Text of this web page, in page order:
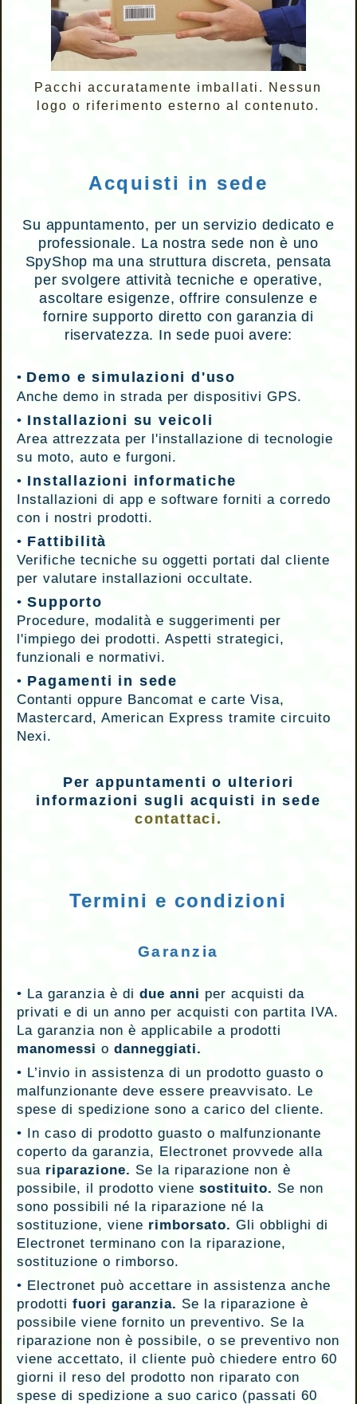
Pacchi accuratamente imballati. Nessun
logo o riferimento esterno al contenuto.
Acquisti in sede
Su appuntamento, per un servizio dedicato e
professionale. La nostra sede non è uno
SpyShop ma una struttura discreta, pensata
per svolgere attività tecniche e operative,
ascoltare esigenze, offrire consulenze e
fornire supporto diretto con garanzia di
riservatezza. In sede puoi avere:
• Demo e simulazioni d'uso
Anche demo in strada per dispositivi GPS.
• Installazioni su veicoli
Area attrezzata per l'installazione di tecnologie
su moto, auto e furgoni.
• Installazioni informatiche
Installazioni di app e software forniti a corredo
con i nostri prodotti.
• Fattibilità
Verifiche tecniche su oggetti portati dal cliente
per valutare installazioni occultate.
• Supporto
Procedure, modalità e suggerimenti per
l'impiego dei prodotti. Aspetti strategici,
funzionali e normativi.
• Pagamenti in sede
Contanti oppure Bancomat e carte Visa,
Mastercard, American Express tramite circuito
Nexi.
Per appuntamenti o ulteriori
informazioni sugli acquisti in sede
contattaci.
Termini e condizioni
Garanzia
• La garanzia è didue anni per acquisti da
privati e di un anno per acquisti con partita IVA.
La garanzia non è applicabile a prodotti
manomessi odanneggiati.
• L’invio in assistenza di un prodotto guasto o
malfunzionante deve essere preavvisato. Le
spese di spedizione sono a carico del cliente.
• In caso di prodotto guasto o malfunzionante
coperto da garanzia, Electronet provvede alla
sua riparazione. Se la riparazione non è
possibile, il prodotto vienesostituito. Se non
sono possibili né la riparazione né la
sostituzione, viene rimborsato.Gli obblighi di
Electronet terminano con la riparazione,
sostituzione o rimborso.
• Electronet può accettare in assistenza anche
prodotti fuori garanzia. Se la riparazione è
possibile viene fornito un preventivo. Se la
riparazione non è possibile, o se preventivo non
viene accettato, il cliente può chiedere entro 60
giorni il reso del prodotto non riparato con
spese di spedizione a suo carico (passati 60